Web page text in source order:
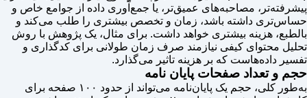
پیشرفته‌تر، مصاحبه‌های عمیق‌تر، یا جمع‌آوری داده از جوامع خاص و
حساس‌تری داشته باشد، زمان و تخصص بیشتری را طلب می‌کند و
بالطبع، هزینه بیشتری خواهد داشت. برای مثال، یک پژوهش با روش
تحلیل محتوای کیفی نیازمند صرف زمان طولانی برای کدگذاری و
تفسیر داده‌هاست که بر هزینه تاثیر می‌گذارد.
حجم و تعداد صفحات پایان نامه
به‌طور کلی، حجم یک پایان‌نامه می‌تواند از حدود ۱۰۰ صفحه برای